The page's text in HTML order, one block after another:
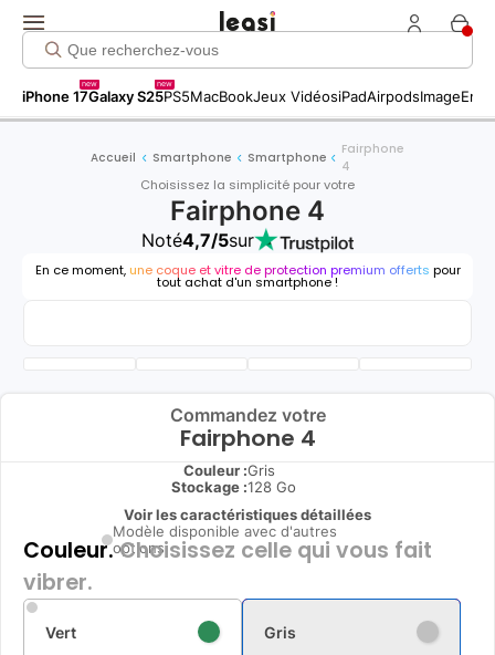
iPhone 17
new
Galaxy S25
new
PS5MacBookJeux VidéosiPadAirpodsImage
Accueil Smartphone Smartphone
Fairphone
4
Choisissez la simplicité pour votre
Fairphone 4
Noté4,7/5sur
En ce moment, une coque et vitre de protection premium offerts pour
tout achat d'un smartphone !
Commandez votre
Fairphone 4
Couleur :Gris
Stockage :128 Go
Voir les caractéristiques détaillées
Modèle disponible avec d'autres
options
Couleur.Choisissez celle qui vous fait
vibrer.
Vert Gris